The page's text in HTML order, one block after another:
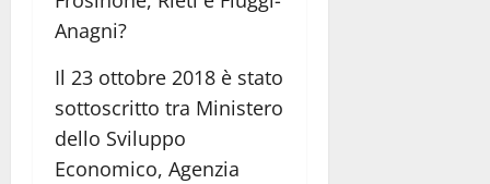
Anagni?
Il 23 ottobre 2018 è stato
sottoscritto tra Ministero
dello Sviluppo
Economico, Agenzia